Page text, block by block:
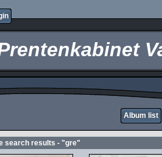
Album list
search results - "gre"